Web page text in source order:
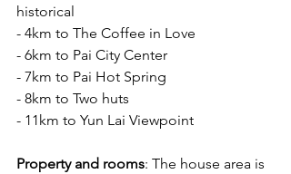
historical
- 4km to The Coffee in Love
- 6km to Pai City Center
- 7km to Pai Hot Spring
- 8km to Two huts
- 11km to Yun Lai Viewpoint
Property and rooms: The house area is